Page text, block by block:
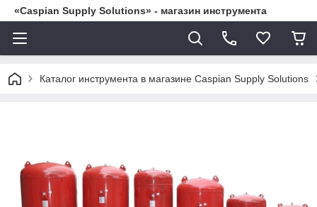
«Caspian Supply Solutions» - магазин инструмента
Каталог инструмента в магазине Caspian Supply Solutions